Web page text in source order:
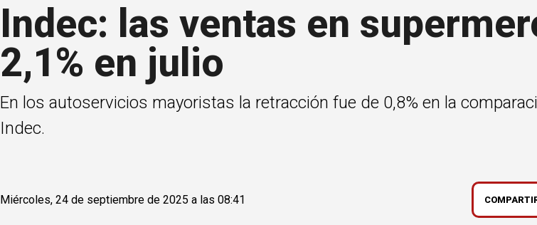
Indec: las ventas en
2,1% en julio
En los autoservicios mayoristas la retracción fue de 0,8% en la
Indec.
Miércoles, 24 de septiembre de 2025 a las 08:41